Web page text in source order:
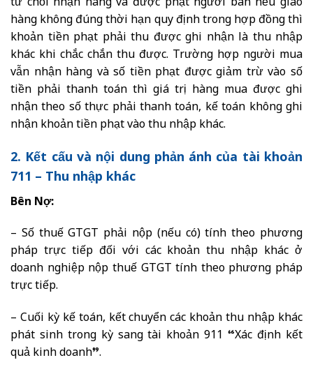
hàng không đúng thời hạn quy định trong hợp đồng thì
khoản tiền phạt phải thu được ghi nhận là thu nhập
khác khi chắc chắn thu được. Trường hợp người mua
vẫn nhận hàng và số tiền phạt được giảm trừ vào số
tiền phải thanh toán thì giá trị hàng mua được ghi
nhận theo số thực phải thanh toán, kế toán không ghi
nhận khoản tiền phạt vào thu nhập khác.
2. Kết cấu và nội dung phản ánh của tài khoản
711 – Thu nhập khác
Bên Nợ:
– Số thuế GTGT phải nộp (nếu có) tính theo phương
pháp trực tiếp đối với các khoản thu nhập khác ở
doanh nghiệp nộp thuế GTGT tính theo phương pháp
trực tiếp.
– Cuối kỳ kế toán, kết chuyển các khoản thu nhập khác
phát sinh trong kỳ sang tài khoản 911 “Xác định kết
quả kinh doanh”.